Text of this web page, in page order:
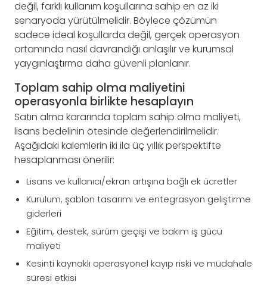
değil, farklı kullanım koşullarına sahip en az iki
senaryoda yürütülmelidir. Böylece çözümün
sadece ideal koşullarda değil, gerçek operasyon
ortamında nasıl davrandığı anlaşılır ve kurumsal
yaygınlaştırma daha güvenli planlanır.
Toplam sahip olma maliyetini
operasyonla birlikte hesaplayın
Satın alma kararında toplam sahip olma maliyeti,
lisans bedelinin ötesinde değerlendirilmelidir.
Aşağıdaki kalemlerin iki ila üç yıllık perspektifte
hesaplanması önerilir:
Lisans ve kullanıcı/ekran artışına bağlı ek ücretler
Kurulum, şablon tasarımı ve entegrasyon geliştirme
giderleri
Eğitim, destek, sürüm geçişi ve bakım iş gücü
maliyeti
Kesinti kaynaklı operasyonel kayıp riski ve müdahale
süresi etkisi